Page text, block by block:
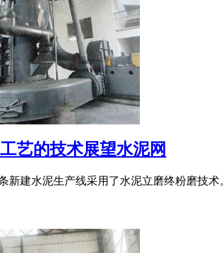
艺的技术展望水泥网
新建水泥生产线采用了水泥立磨终粉磨技